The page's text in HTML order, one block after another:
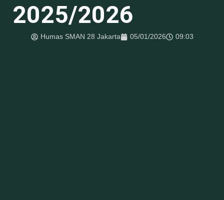
2025/2026
Humas SMAN 28 Jakarta 05/01/2026 09:03